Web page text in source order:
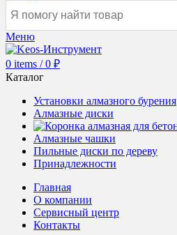
Меню
0 items / 0 ₽
Каталог
Установки алмазного бурения
Алмазные диски
Алмазные чашки
Пильные диски по дереву
Принадлежности
Главная
О компании
Сервисный центр
Контакты